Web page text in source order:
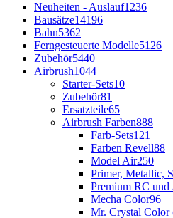
Neuheiten - Auslauf1236
Bausätze14196
Bahn5362
Ferngesteuerte Modelle5126
Zubehör5440
Airbrush1044
Starter-Sets10
Zubehör81
Ersatzteile65
Airbrush Farben888
Farb-Sets121
Farben Revell88
Model Air250
Primer, Metallic,
Premium RC und
Mecha Color96
Mr. Crystal Color